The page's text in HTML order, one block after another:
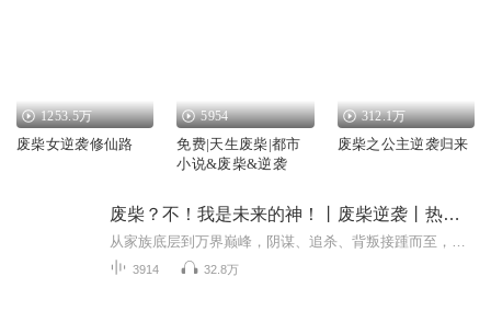
1253.5万
废柴女逆袭修仙路
5954
免费|天生废柴|都市
小说&废柴&逆袭
312.1万
废柴之公主逆袭归来
废柴？不！我是未来的神！丨废柴逆袭丨热血玄幻
3914 32.8万